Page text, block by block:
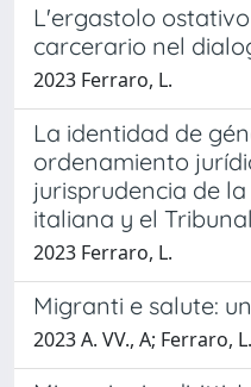
L'ergastolo
carcerario nel
2023 Ferraro, L.
La identidad de
ordenamiento
jurisprudencia de
italiana y el
2023 Ferraro, L.
Migranti e salute:
2023 A. VV., A; Ferraro, L.